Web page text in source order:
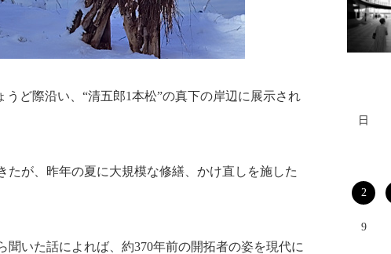
ど際沿い、“清五郎1本松”の真下の岸辺に展示され
たが、昨年の夏に大規模な修繕、かけ直しを施した
いた話によれば、約370年前の開拓者の姿を現代に
日
2
9